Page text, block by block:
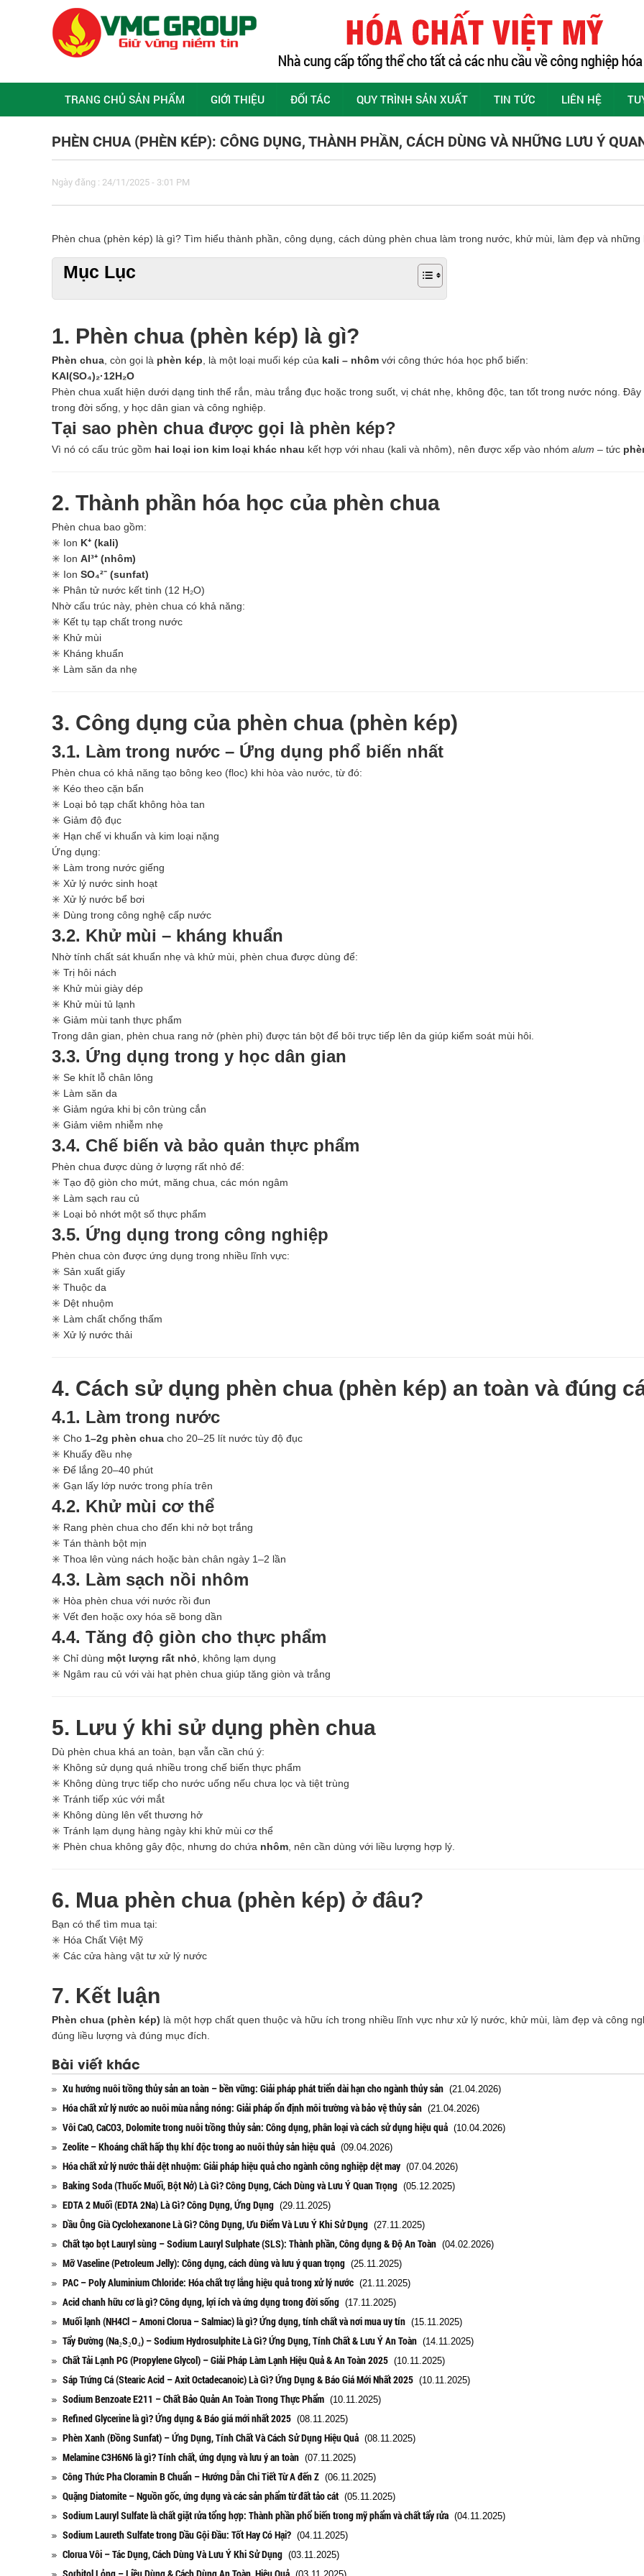
TRANG CHỦ SẢN PHẨM GIỚI THIỆU ĐỐI TÁC QUY TRÌNH SẢN XUẤT TIN TỨC LIÊN HỆ
PHÈN CHUA (PHÈN KÉP): CÔNG DỤNG, THÀNH PHẦN, CÁCH DÙNG VÀ NHỮNG LƯU Ý
Ngày đăng : 24/11/2025 - 3:01 PM
Phèn chua (phèn kép) là gì? Tìm hiểu thành phần, công dụng, cách dùng phèn chua làm trong nước, khử mùi, làm đẹp và
Mục Lục
1. Phèn chua (phèn kép) là gì?
Phèn chua , còn gọi là phèn kép , là một loại muối kép của kali – nhôm với công thức hóa học phổ biến:
KAl(SO₄)₂·12H₂O
Phèn chua xuất hiện dưới dạng tinh thể rắn, màu trắng đục hoặc trong suốt, vị chát nhẹ, không độc, tan tốt trong nước nóng.
trong đời sống, y học dân gian và công nghiệp.
Tại sao phèn chua được gọi là phèn kép?
Vì nó có cấu trúc gồm hai loại ion kim loại khác nhau kết hợp với nhau (kali và nhôm), nên được xếp vào nhóm alum – tức
2. Thành phần hóa học của phèn chua
Phèn chua bao gồm:
✳️ Ion K⁺ (kali)
✳️ Ion Al³⁺ (nhôm)
✳️ Ion SO₄²⁻ (sunfat)
✳️ Phân tử nước kết tinh (12 H₂O)
Nhờ cấu trúc này, phèn chua có khả năng:
✳️ Kết tụ tạp chất trong nước
✳️ Khử mùi
✳️ Kháng khuẩn
✳️ Làm săn da nhẹ
3. Công dụng của phèn chua (phèn kép)
3.1. Làm trong nước – Ứng dụng phổ biến nhất
Phèn chua có khả năng tạo bông keo (floc) khi hòa vào nước, từ đó:
✳️ Kéo theo cặn bẩn
✳️ Loại bỏ tạp chất không hòa tan
✳️ Giảm độ đục
✳️ Hạn chế vi khuẩn và kim loại nặng
Ứng dụng:
✳️ Làm trong nước giếng
✳️ Xử lý nước sinh hoạt
✳️ Xử lý nước bể bơi
✳️ Dùng trong công nghệ cấp nước
3.2. Khử mùi – kháng khuẩn
Nhờ tính chất sát khuẩn nhẹ và khử mùi, phèn chua được dùng để:
✳️ Trị hôi nách
✳️ Khử mùi giày dép
✳️ Khử mùi tủ lạnh
✳️ Giảm mùi tanh thực phẩm
Trong dân gian, phèn chua rang nở (phèn phi) được tán bột để bôi trực tiếp lên da giúp kiểm soát mùi hôi.
3.3. Ứng dụng trong y học dân gian
✳️ Se khít lỗ chân lông
✳️ Làm săn da
✳️ Giảm ngứa khi bị côn trùng cắn
✳️ Giảm viêm nhiễm nhẹ
3.4. Chế biến và bảo quản thực phẩm
Phèn chua được dùng ở lượng rất nhỏ để:
✳️ Tạo độ giòn cho mứt, măng chua, các món ngâm
✳️ Làm sạch rau củ
✳️ Loại bỏ nhớt một số thực phẩm
3.5. Ứng dụng trong công nghiệp
Phèn chua còn được ứng dụng trong nhiều lĩnh vực:
✳️ Sản xuất giấy
✳️ Thuộc da
✳️ Dệt nhuộm
✳️ Làm chất chống thấm
✳️ Xử lý nước thải
4. Cách sử dụng phèn chua (phèn kép) an toàn và đúng
4.1. Làm trong nước
✳️ Cho 1–2g phèn chua cho 20–25 lít nước tùy độ đục
✳️ Khuấy đều nhẹ
✳️ Để lắng 20–40 phút
✳️ Gạn lấy lớp nước trong phía trên
4.2. Khử mùi cơ thể
✳️ Rang phèn chua cho đến khi nở bọt trắng
✳️ Tán thành bột mịn
✳️ Thoa lên vùng nách hoặc bàn chân ngày 1–2 lần
4.3. Làm sạch nồi nhôm
✳️ Hòa phèn chua với nước rồi đun
✳️ Vết đen hoặc oxy hóa sẽ bong dần
4.4. Tăng độ giòn cho thực phẩm
✳️ Chỉ dùng một lượng rất nhỏ , không lạm dụng
✳️ Ngâm rau củ với vài hạt phèn chua giúp tăng giòn và trắng
5. Lưu ý khi sử dụng phèn chua
Dù phèn chua khá an toàn, bạn vẫn cần chú ý:
✳️ Không sử dụng quá nhiều trong chế biến thực phẩm
✳️ Không dùng trực tiếp cho nước uống nếu chưa lọc và tiệt trùng
✳️ Tránh tiếp xúc với mắt
✳️ Không dùng lên vết thương hở
✳️ Tránh lạm dụng hàng ngày khi khử mùi cơ thể
✳️ Phèn chua không gây độc, nhưng do chứa nhôm , nên cần dùng với liều lượng hợp lý.
6. Mua phèn chua (phèn kép) ở đâu?
Bạn có thể tìm mua tại:
✳️ Hóa Chất Việt Mỹ
✳️ Các cửa hàng vật tư xử lý nước
7. Kết luận
Phèn chua (phèn kép) là một hợp chất quen thuộc và hữu ích trong nhiều lĩnh vực như xử lý nước, khử mùi, làm đẹp và công
đúng liều lượng và đúng mục đích.
Bài viết khác
Xu hướng nuôi trồng thủy sản an toàn – bền vững: Giải pháp phát triển dài hạn cho ngành thủy sản (21.04.2026)
Hóa chất xử lý nước ao nuôi mùa nắng nóng: Giải pháp ổn định môi trường và bảo vệ thủy sản (21.04.2026)
Vôi CaO, CaCO3, Dolomite trong nuôi trồng thủy sản: Công dụng, phân loại và cách sử dụng hiệu quả (10.04.2026)
Zeolite – Khoáng chất hấp thụ khí độc trong ao nuôi thủy sản hiệu quả (09.04.2026)
Hóa chất xử lý nước thải dệt nhuộm: Giải pháp hiệu quả cho ngành công nghiệp dệt may (07.04.2026)
Baking Soda (Thuốc Muối, Bột Nở) Là Gì? Công Dụng, Cách Dùng và Lưu Ý Quan Trọng (05.12.2025)
EDTA 2 Muối (EDTA 2Na) Là Gì? Công Dụng, Ứng Dụng (29.11.2025)
Dầu Ông Già Cyclohexanone Là Gì? Công Dụng, Ưu Điểm Và Lưu Ý Khi Sử Dụng (27.11.2025)
Chất tạo bọt Lauryl sùng – Sodium Lauryl Sulphate (SLS): Thành phần, Công dụng & Độ An Toàn (04.02.2026)
Mỡ Vaseline (Petroleum Jelly): Công dụng, cách dùng và lưu ý quan trọng (25.11.2025)
PAC – Poly Aluminium Chloride: Hóa chất trợ lắng hiệu quả trong xử lý nước (21.11.2025)
Acid chanh hữu cơ là gì? Công dụng, lợi ích và ứng dụng trong đời sống (17.11.2025)
Muối lạnh (NH4Cl – Amoni Clorua – Salmiac) là gì? Ứng dụng, tính chất và nơi mua uy tín (15.11.2025)
Tẩy Đường (Na₂S₂O₄) – Sodium Hydrosulphite Là Gì? Ứng Dụng, Tính Chất & Lưu Ý An Toàn (14.11.2025)
Chất Tải Lạnh PG (Propylene Glycol) – Giải Pháp Làm Lạnh Hiệu Quả & An Toàn 2025 (10.11.2025)
Sáp Trứng Cá (Stearic Acid – Axit Octadecanoic) Là Gì? Ứng Dụng & Báo Giá Mới Nhất 2025 (10.11.2025)
Sodium Benzoate E211 – Chất Bảo Quản An Toàn Trong Thực Phẩm (10.11.2025)
Refined Glycerine là gì? Ứng dụng & Báo giá mới nhất 2025 (08.11.2025)
Phèn Xanh (Đồng Sunfat) – Ứng Dụng, Tính Chất Và Cách Sử Dụng Hiệu Quả (08.11.2025)
Melamine C3H6N6 là gì? Tính chất, ứng dụng và lưu ý an toàn (07.11.2025)
Công Thức Pha Cloramin B Chuẩn – Hướng Dẫn Chi Tiết Từ A đến Z (06.11.2025)
Quặng Diatomite – Nguồn gốc, ứng dụng và các sản phẩm từ đất tảo cát (05.11.2025)
Sodium Lauryl Sulfate là chất giặt rửa tổng hợp: Thành phần phổ biến trong mỹ phẩm và chất tẩy rửa (04.11.2025)
Sodium Laureth Sulfate trong Dầu Gội Đầu: Tốt Hay Có Hại? (04.11.2025)
Clorua Vôi – Tác Dụng, Cách Dùng Và Lưu Ý Khi Sử Dụng (03.11.2025)